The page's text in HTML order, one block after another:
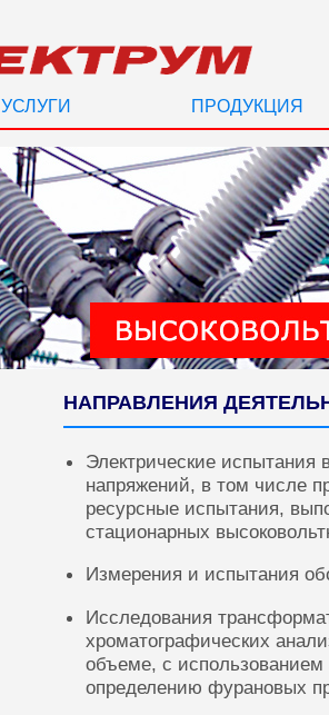
УСЛУГИ ПРОДУКЦИЯ
НАПРАВЛЕНИЯ
Электрические испытания
напряжений, в том числе
ресурсные испытания,
стационарных
Измерения и испытания
Исследования
хроматографических
объеме, с
определению фурановых